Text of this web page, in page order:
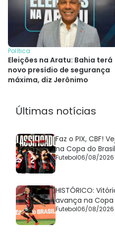
Política
Eleições na Aratu: Bahia terá
novo presídio de segurança
máxima, diz Jerônimo
Últimas notícias
Faz o PIX, CBF!
na Copa do
Futebol06/08/2026
HISTÓRICO:
avança na Copa
Futebol06/08/2026